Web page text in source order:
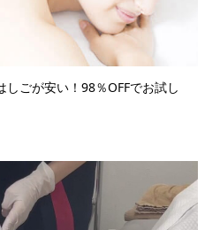
ごが安い！98％OFFでお試し